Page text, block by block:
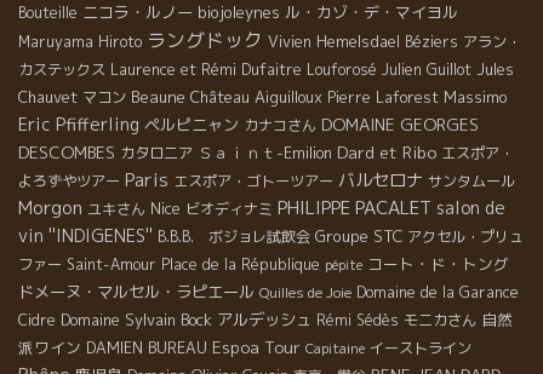
Bouteille ニコラ・ルノー biojoleynes ル・カゾ・デ・マイヨル
Maruyama Hiroto ラングドック Vivien Hemelsdael Béziers アラン・
カステックス Laurence et Rémi Dufaitre Louforosé Julien Guillot Jules
Chauvet マコン Beaune Château Aiguilloux Pierre Laforest Massimo
Eric Pfifferling ペルピニャン カナコさん DOMAINE GEORGES
DESCOMBES カタロニア Ｓａｉｎｔ-Emilion Dard et Ribo エスポア・
よろずやツアー Paris エスポア・ゴトーツアー バルセロナ サンタムール
Morgon ユキさん Nice ビオディナミ PHILIPPE PACALET salon de
vin ''INDIGENES'' B.B.B. ボジョレ試飲会 Groupe STC アクセル・プリュ
ファー Saint-Amour Place de la République pépite コート・ド・トング
ドメーヌ・マルセル・ラピエール Quilles de Joie Domaine de la Garance
Cidre Domaine Sylvain Bock アルデッシュ Rémi Sédès モニカさん 自然
派ワイン DAMIEN BUREAU Espoa Tour Capitaine イーストライン